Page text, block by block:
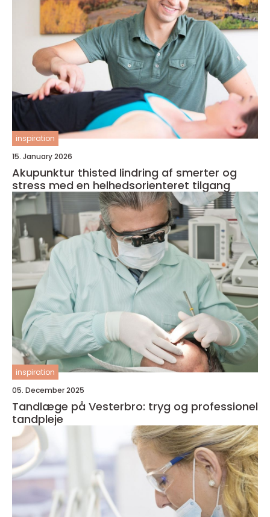
inspiration
15. January 2026
Akupunktur thisted lindring af smerter og
stress med en helhedsorienteret tilgang
inspiration
05. December 2025
Tandlæge på Vesterbro: tryg og professionel
tandpleje